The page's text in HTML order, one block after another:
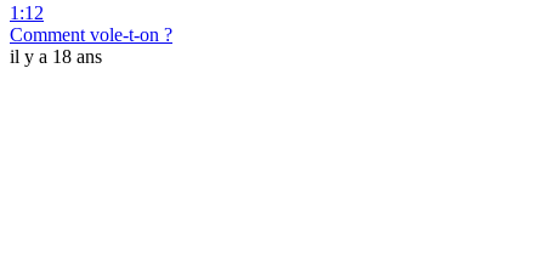
1:12
Comment vole-t-on ?
il y a 18 ans